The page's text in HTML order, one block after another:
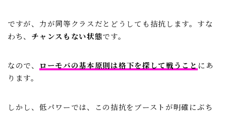
ですが、力が同等クラスだとどうしても拮抗します。すな
わち、 チャンスもない状態です。
なので、 ローモバの基本原則は格下を探して戦うこと にあ
ります。
しかし、低パワーでは、この拮抗をブーストが明確にぶち